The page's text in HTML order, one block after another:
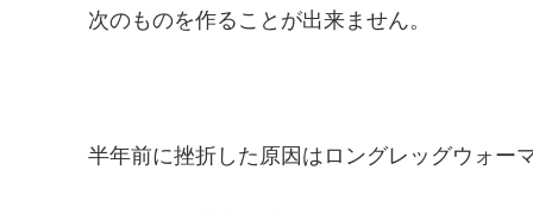
次のものを作ることが出来ません。
半年前に挫折した原因はロングレッグウォー